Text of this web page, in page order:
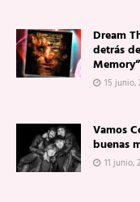
Dream
detrás
Memory”
15 junio,
Vamos
buenas
11 junio,